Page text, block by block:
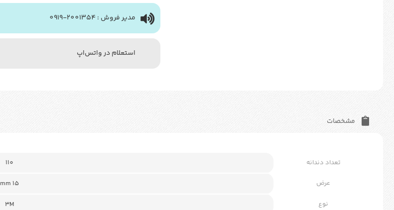
مدیر فروش : 2001354-0919
استعلام در واتس‌اپ
مشخصات
تعداد دندانه 110
عرض mm 15
نوع 3M